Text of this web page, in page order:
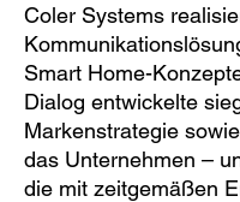
Coler Systems
Smart Home-
Dialog entwickelte
Markenstrategie
das Unternehmen –
die mit zeitgemäßen